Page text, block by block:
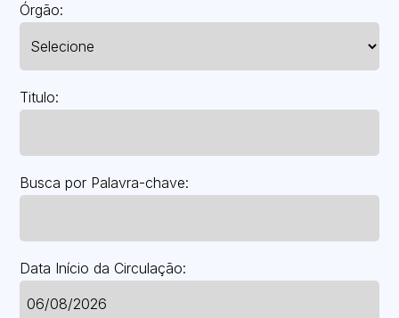
Órgão:
Titulo:
Busca por Palavra-chave:
Data Início da Circulação: